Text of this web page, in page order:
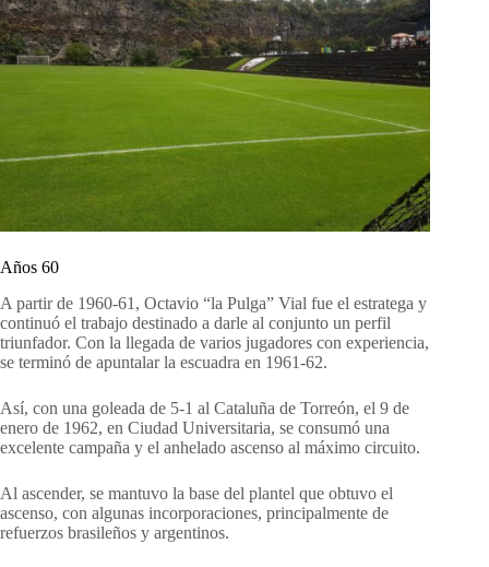
Años 60
A partir de 1960-61, Octavio “la Pulga” Vial fue el estratega y
continuó el trabajo destinado a darle al conjunto un perfil
triunfador. Con la llegada de varios jugadores con experiencia,
se terminó de apuntalar la escuadra en 1961-62.
Así, con una goleada de 5-1 al Cataluña de Torreón, el 9 de
enero de 1962, en Ciudad Universitaria, se consumó una
excelente campaña y el anhelado ascenso al máximo circuito.
Al ascender, se mantuvo la base del plantel que obtuvo el
ascenso, con algunas incorporaciones, principalmente de
refuerzos brasileños y argentinos.